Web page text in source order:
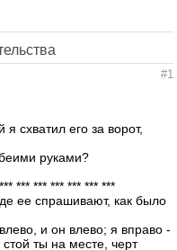
#1
схватил его за ворот,
руками?
*** *** *** *** *** ***
ее спрашивают, как было
и он влево; я вправо -
ты на месте, черт